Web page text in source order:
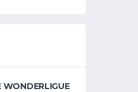
WONDERLIGUE